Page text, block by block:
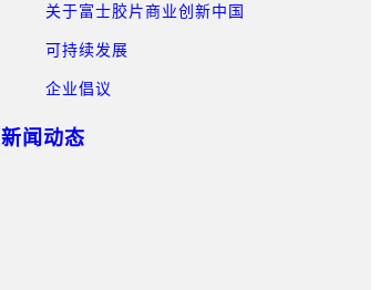
关于富士胶片商业创新中国
可持续发展
企业倡议
新闻动态